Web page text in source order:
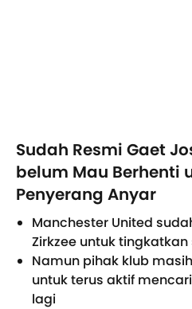
Sudah Resmi Gaet
belum Mau Berhenti
Penyerang Anyar
Manchester United
Zirkzee untuk
Namun pihak klub
untuk terus aktif
lagi